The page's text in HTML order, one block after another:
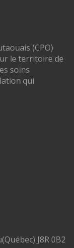
(CPO)
le territoire de
soins
qui
J8R 0B2